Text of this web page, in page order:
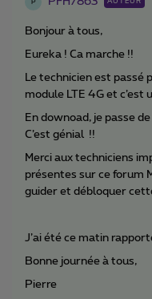
P
Bonjour à tous,
Eureka ! Ca marche !!
Le technicien est passé
module LTE 4G et c’est
En downoad, je passe
C’est génial !!
Merci aux techniciens
présentes sur ce forum
guider et débloquer
J’ai été ce matin
Bonne journée à tous,
Pierre